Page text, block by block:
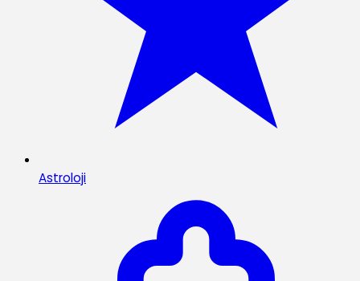
Astroloji